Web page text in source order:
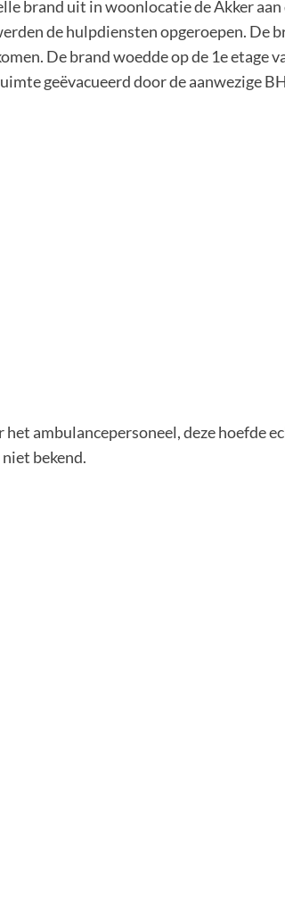
brand uit in woonlocatie de Akker aan
de hulpdiensten opgeroepen. De
De brand woedde op de 1e etage
geëvacueerd door de aanwezige
ambulancepersoneel, deze hoefde
bekend.